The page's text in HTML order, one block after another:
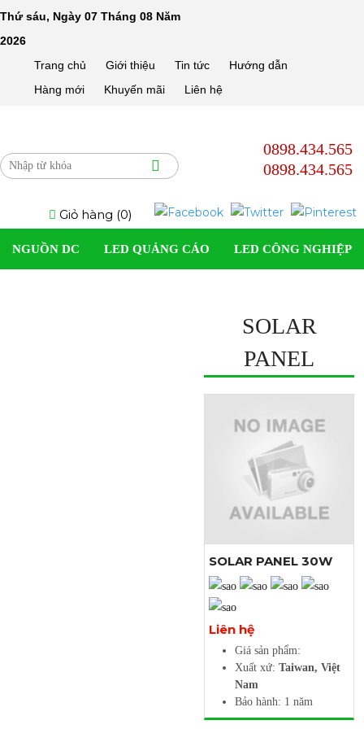
Pin
Năng
Lượng
Mặt
Solar
Panel
Nguonled.vn
Thứ sáu, Ngày 07 Tháng 08 Năm
2026
Trang chủ
Giới thiệu Tin tức
Hướng dẫn
Hàng mới
Khuyến mãi Liên hệ
0898.434.565
0898.434.565
Giỏ hàng (0)
NGUỒN DC LED QUẢNG CÁO LED CÔNG NGHIỆP
SOLAR
PANEL
Xem thêm ảnh
SOLAR PANEL 30W
Liên hệ
Giá sản phẩm:
Xuất xứ: Taiwan, Việt
Nam
Bảo hành: 1 năm
Mô tả Tấm pin NLMT -